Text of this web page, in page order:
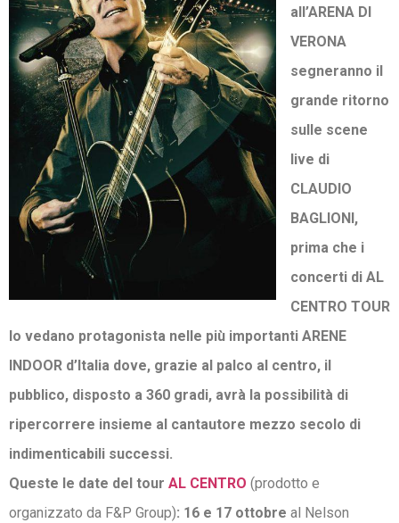
all’ARENA DI
VERONA
segneranno il
grande ritorno
sulle scene
live di
CLAUDIO
BAGLIONI,
prima che i
concerti di AL
CENTRO TOUR
lo vedano protagonista nelle più importanti ARENE
INDOOR d’Italia dove, grazie al palco al centro, il
pubblico, disposto a 360 gradi, avrà la possibilità di
ripercorrere insieme al cantautore mezzo secolo di
indimenticabili successi.
Queste le date del tour AL CENTRO (prodotto e
organizzato da F&P Group): 16 e 17 ottobre al Nelson